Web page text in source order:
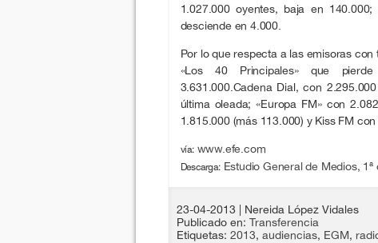
1.027.000 oyentes, baja en
desciende en 4.000.
Por lo que respecta a las emisoras
«Los 40 Principales» que
3.631.000.Cadena Dial, con
última oleada; «Europa FM» con
1.815.000 (más 113.000) y Kiss FM
vía: www.efe.com
Descarga: Estudio General de Medios,
23-04-2013
| Nereida López Vidales
Publicado en: Transferencia
Etiquetas: 2013, audiencias, EGM,